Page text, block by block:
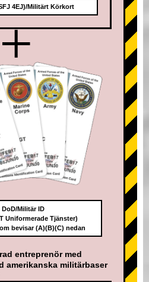
4EJ)/Militärt Körkort
+
DoD/Militär ID
Uniformerade Tjänster)
bevisar (A)(B)(C) nedan
entreprenör med
amerikanska militärbaser